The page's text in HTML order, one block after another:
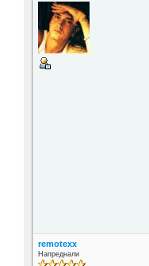
remotexx
Напреднали